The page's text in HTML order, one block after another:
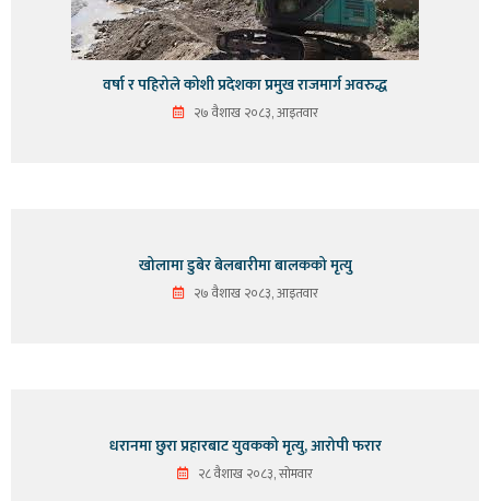
वर्षा र पहिरोले कोशी प्रदेशका प्रमुख राजमार्ग अवरुद्ध
२७ वैशाख २०८३, आइतवार
खोलामा डुबेर बेलबारीमा बालकको मृत्यु
२७ वैशाख २०८३, आइतवार
धरानमा छुरा प्रहारबाट युवकको मृत्यु, आरोपी फरार
२८ वैशाख २०८३, सोमवार